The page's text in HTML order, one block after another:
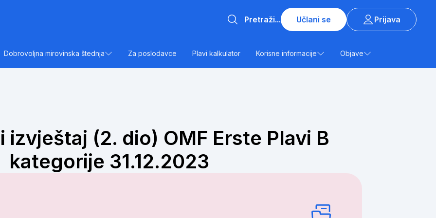
Učlani se
Prijava
Dobrovoljna mirovinska štednja Za poslodavce Plavi kalkulator Korisne informacije Objave
izvještaj (2. dio) OMF Erste Plavi B
kategorije 31.12.2023